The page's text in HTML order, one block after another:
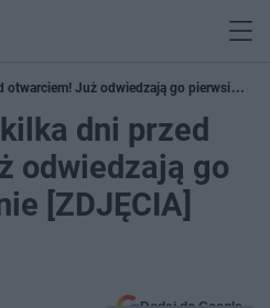
otwarciem! Już odwiedzają go pierwsi
dni przed
odwiedzają go
[ZDJĘCIA]